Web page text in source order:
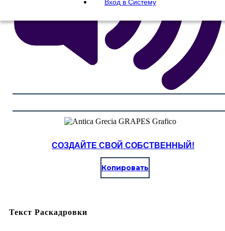
Вход в Систему
СОЗДАЙТЕ СВОЙ СОБСТВЕННЫЙ!
Копировать
Текст Раскадровки